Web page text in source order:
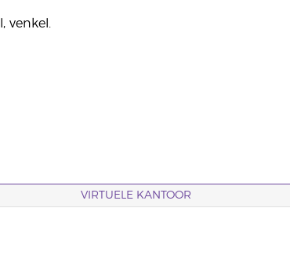
venkel.
VIRTUELE KANTOOR